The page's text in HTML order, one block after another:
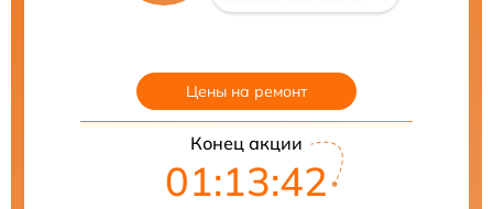
Цены на ремонт
Конец акции
01:13:41